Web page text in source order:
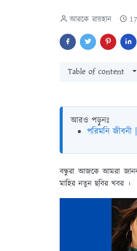
আরকে রায়হান
Table of content
আরও পড়ুনঃ
পরিমনি
বন্ধুরা আজকে আমরা
মাহির নতুন ছবির খবর ।